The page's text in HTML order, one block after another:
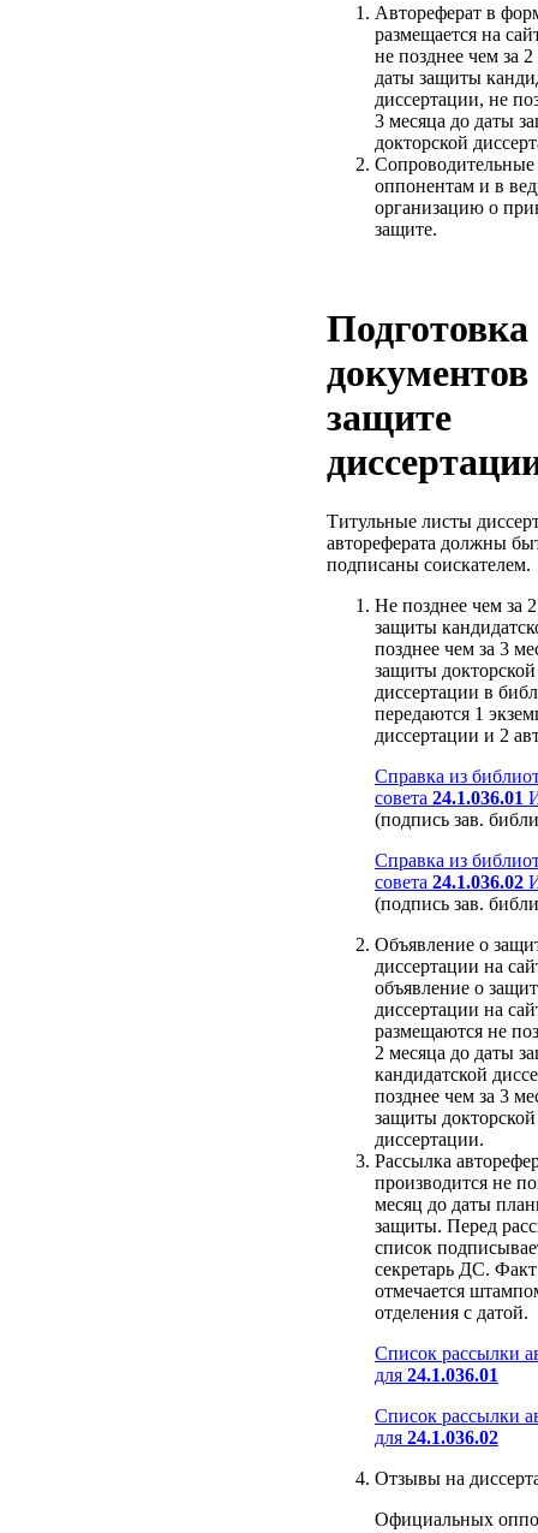
Автореферат в
размещается на
не позднее чем за
даты защиты
диссертации, не
3 месяца до даты
докторской
оппонентам и в
организацию о
защите.
Подготовка
документов
защите
Титульные листы
автореферата должны
подписаны соискателем.
Не позднее чем за
защиты
позднее чем за 3
защиты докторской
диссертации в
передаются 1
диссертации и 2
Справка из
совета 24.1.036.01
(подпись зав.
Справка из
совета 24.1.036.02
(подпись зав.
Объявление о
диссертации на
объявление о
диссертации на
размещаются не
2 месяца до даты
кандидатской
позднее чем за 3
защиты докторской
диссертации.
Рассылка
производится не
месяц до даты
защиты. Перед
список
секретарь ДС.
отмечается
отделения с датой.
Список рассылки
для 24.1.036.01
Список рассылки
для 24.1.036.02
Отзывы на
Официальных